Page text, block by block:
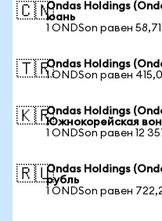
🇨🇳Ondas Holdings
юань
1 ONDSon равен
🇹🇷Ondas Holdings
1 ONDSon равен
🇰🇷Ondas Holdings
Южнокорейская
1 ONDSon равен 12
🇷🇺Ondas Holdings
рубль
1 ONDSon равен